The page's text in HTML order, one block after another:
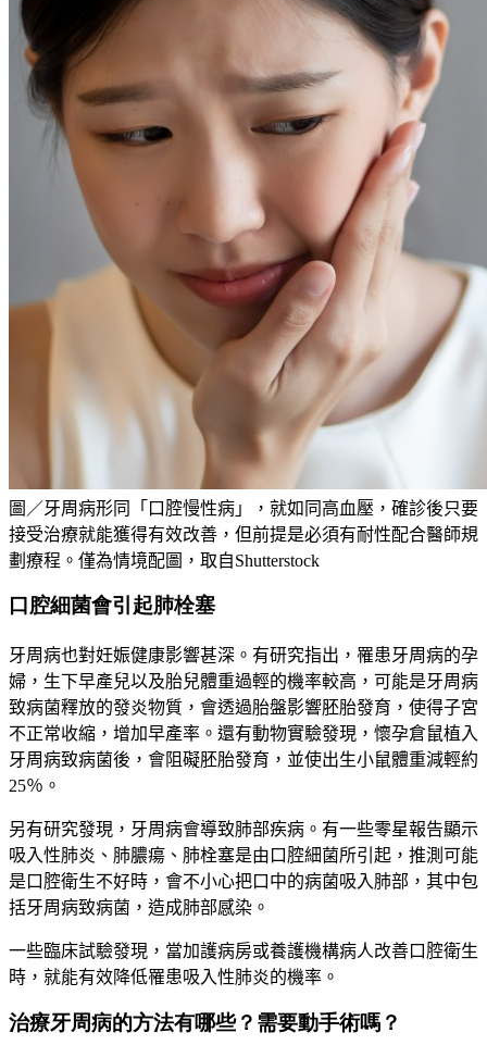
圖／牙周病形同「口腔慢性病」，就如同高血壓，確診後只要
接受治療就能獲得有效改善，但前提是必須有耐性配合醫師規
劃療程。僅為情境配圖，取自Shutterstock
口腔細菌會引起肺栓塞
牙周病也對妊娠健康影響甚深。有研究指出，罹患牙周病的孕
婦，生下早產兒以及胎兒體重過輕的機率較高，可能是牙周病
致病菌釋放的發炎物質，會透過胎盤影響胚胎發育，使得子宮
不正常收縮，增加早產率。還有動物實驗發現，懷孕倉鼠植入
牙周病致病菌後，會阻礙胚胎發育，並使出生小鼠體重減輕約
25％。
另有研究發現，牙周病會導致肺部疾病。有一些零星報告顯示
吸入性肺炎、肺膿瘍、肺栓塞是由口腔細菌所引起，推測可能
是口腔衛生不好時，會不小心把口中的病菌吸入肺部，其中包
括牙周病致病菌，造成肺部感染。
一些臨床試驗發現，當加護病房或養護機構病人改善口腔衛生
時，就能有效降低罹患吸入性肺炎的機率。
治療牙周病的方法有哪些？需要動手術嗎？